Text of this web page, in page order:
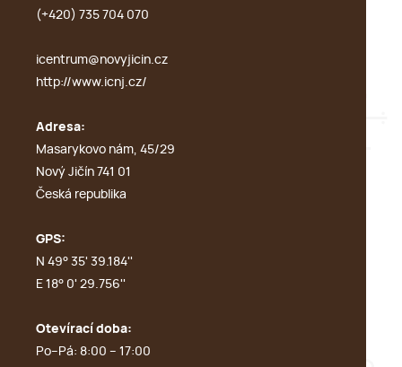
(+420) 735 704 070
icentrum@novyjicin.cz
http://www.icnj.cz/
Adresa:
Masarykovo nám, 45/29
Nový Jičín 741 01
Česká republika
GPS:
N 49° 35' 39.184''
E 18° 0' 29.756''
Otevírací doba:
Po–Pá: 8:00 – 17:00